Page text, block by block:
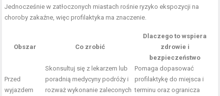
Jednocześnie w zatłoczonych miastach rośnie ryzyko ekspozycji na
choroby zakaźne, więc profilaktyka ma znaczenie.
Obszar Co zrobić
Dlaczego to wspiera
zdrowie i
bezpieczeństwo
Przed
wyjazdem
Skonsultuj się z lekarzem lub
poradnią medycyny podróży i
rozważ wykonanie zaleconych
Pomaga dopasować
profilaktykę do miejsca i
terminu oraz ogranicza